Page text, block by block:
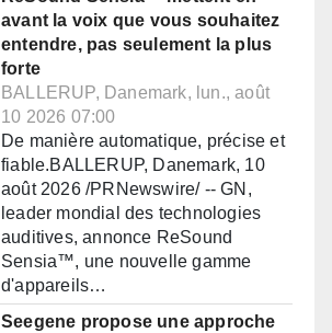
avant la voix que vous souhaitez
entendre, pas seulement la plus
forte
BALLERUP, Danemark, lun., août
10 2026 07:00
De manière automatique, précise et
fiable.BALLERUP, Danemark, 10
août 2026 /PRNewswire/ -- GN,
leader mondial des technologies
auditives, annonce ReSound
Sensia™, une nouvelle gamme
d'appareils…
Seegene propose une approche